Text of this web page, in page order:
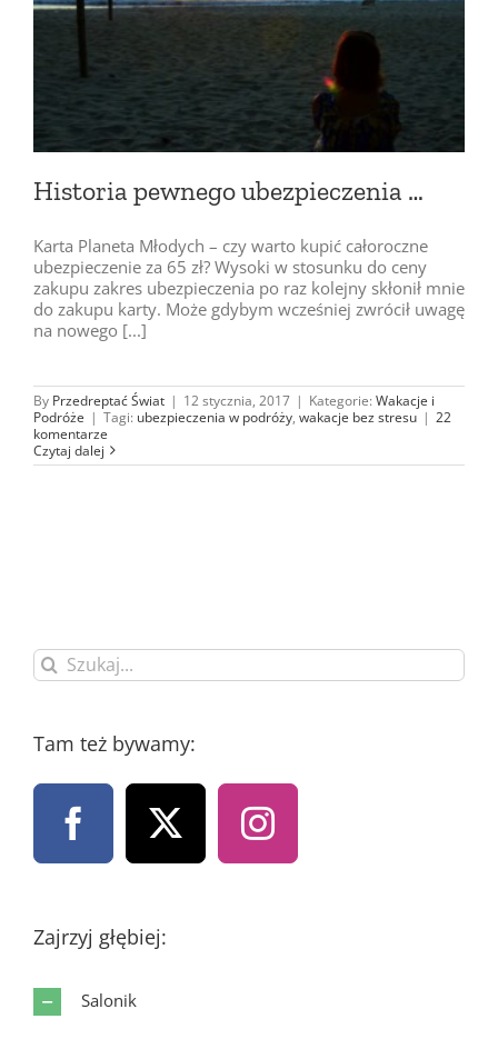
Historia pewnego ubezpieczenia …
Karta Planeta Młodych – czy warto kupić całoroczne
ubezpieczenie za 65 zł? Wysoki w stosunku do ceny
zakupu zakres ubezpieczenia po raz kolejny skłonił mnie
do zakupu karty. Może gdybym wcześniej zwrócił uwagę
na nowego [...]
By Przedreptać Świat | 12 stycznia, 2017 | Kategorie: Wakacje i
Podróże | Tagi: ubezpieczenia w podróży, wakacje bez stresu | 22
komentarze
Czytaj dalej
Szukaj
Tam też bywamy:
Zajrzyj głębiej:
Salonik